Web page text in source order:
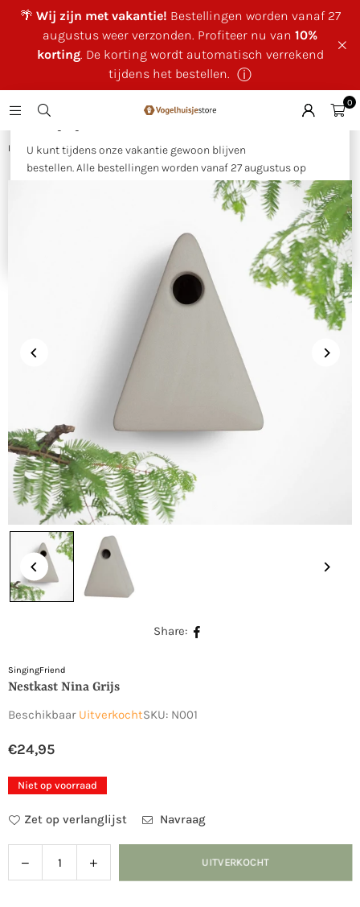
🌴 Wij zijn met vakantie! Bestellingen worden vanaf 27
augustus weer verzonden. Profiteer nu van 10%
korting. De korting wordt automatisch verrekend
tijdens het bestellen. ⓘ
×
U kunt tijdens onze vakantie gewoon blijven
bestellen. Alle bestellingen worden vanaf 27 augustus op
volgorde van binnenkomst verzonden.
Als bedankje voor uw geduld ontvangt u tijdens onze
. Deze wordt
automatisch verrekend tijdens het bestellen.
0
Huis Nestkast Nina grijs
Share:
SingingFriend
Nestkast Nina Grijs
Beschikbaar UitverkochtSKU: N001
Normale
prijs
€24,95
Niet op voorraad
Zet op verlanglijst Navraag
Hoeveelheid
Verlaag
de
Verhoog
de
UITVERKOCHT